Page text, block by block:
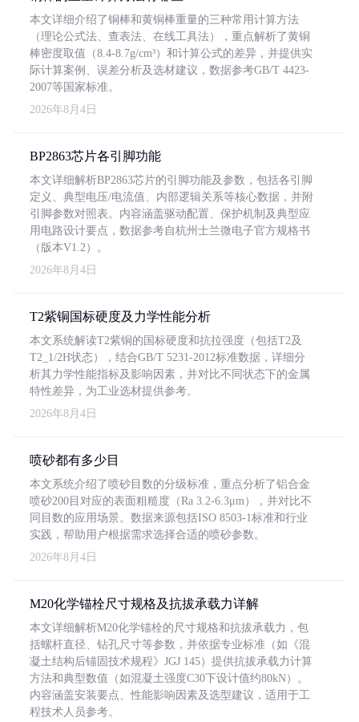
本文详细介绍了铜棒和黄铜棒重量的三种常用计算方法
（理论公式法、查表法、在线工具法），重点解析了黄铜
棒密度取值（8.4-8.7g/cm³）和计算公式的差异，并提供实
际计算案例、误差分析及选材建议，数据参考GB/T 4423-
2007等国家标准。
2026年8月4日
BP2863芯片各引脚功能
本文详细解析BP2863芯片的引脚功能及参数，包括各引脚
定义、典型电压/电流值、内部逻辑关系等核心数据，并附
引脚参数对照表。内容涵盖驱动配置、保护机制及典型应
用电路设计要点，数据参考自杭州士兰微电子官方规格书
（版本V1.2）。
2026年8月4日
T2紫铜国标硬度及力学性能分析
本文系统解读T2紫铜的国标硬度和抗拉强度（包括T2及
T2_1/2H状态），结合GB/T 5231-2012标准数据，详细分
析其力学性能指标及影响因素，并对比不同状态下的金属
特性差异，为工业选材提供参考。
2026年8月4日
喷砂都有多少目
本文系统介绍了喷砂目数的分级标准，重点分析了铝合金
喷砂200目对应的表面粗糙度（Ra 3.2-6.3μm），并对比不
同目数的应用场景。数据来源包括ISO 8503-1标准和行业
实践，帮助用户根据需求选择合适的喷砂参数。
2026年8月4日
M20化学锚栓尺寸规格及抗拔承载力详解
本文详细解析M20化学锚栓的尺寸规格和抗拔承载力，包
括螺杆直径、钻孔尺寸等参数，并依据专业标准（如《混
凝土结构后锚固技术规程》JGJ 145）提供抗拔承载力计算
方法和典型数值（如混凝土强度C30下设计值约80kN）。
内容涵盖安装要点、性能影响因素及选型建议，适用于工
程技术人员参考。